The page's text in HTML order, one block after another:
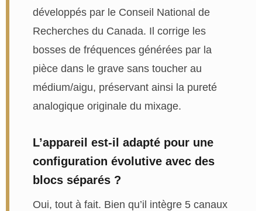
développés par le Conseil National de
Recherches du Canada. Il corrige les
bosses de fréquences générées par la
pièce dans le grave sans toucher au
médium/aigu, préservant ainsi la pureté
analogique originale du mixage.
L’appareil est-il adapté pour une
configuration évolutive avec des
blocs séparés ?
Oui, tout à fait. Bien qu’il intègre 5 canaux